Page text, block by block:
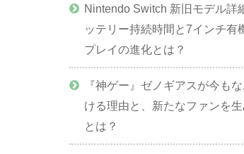
Nintendo Switch 新旧モデル詳
ッテリー持続時間と7インチ有
プレイの進化とは？
『神ゲー』ゼノギアスが今も
ける理由と、新たなファンを
とは？